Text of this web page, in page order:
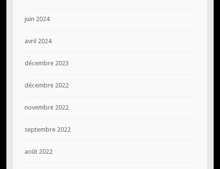
juin 2024
avril 2024
décembre 2023
décembre 2022
novembre 2022
septembre 2022
août 2022